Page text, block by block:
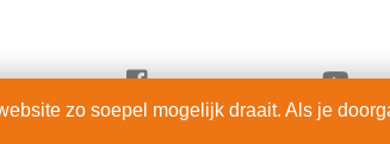
zo soepel mogelijk draait. Als je